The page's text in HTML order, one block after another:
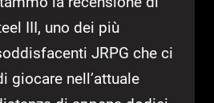
III, uno dei più
JRPG che ci
giocare nell’attuale